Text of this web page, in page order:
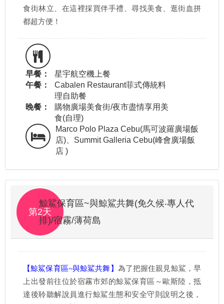
食街林立、在這裡採買伴手禮、尋找美食、逛街血拼
都超方便！
早餐：
星宇航空機上餐
午餐：
Cabalen Restaurant菲式傳統料
理自助餐
晚餐：
購物廣場美食街/夜市盡情享用美
食(自理)
Marco Polo Plaza Cebu(馬可波羅廣場飯
店)、Summit Galleria Cebu(峰會廣場飯
店 )
第2天
鯨鯊保育區~與鯨鯊共舞(免久候‧專人代
排)/宿霧/薄荷島
【鯨鯊保育區~與鯨鯊共舞】 為了把握住親見鯨鯊，早
上出發前往位於宿霧市郊的鯨鯊保育區～歐斯陸，抵
達後聆聽解說員進行鯨鯊生態和安全守則說明之後，